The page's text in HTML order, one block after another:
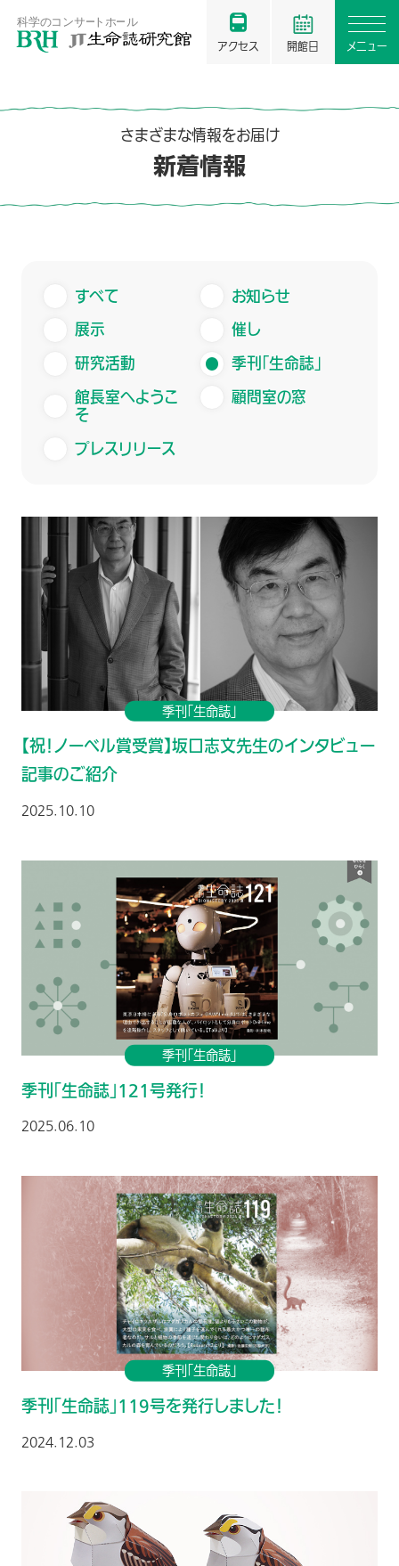
開館日 メニュー
アクセス
さまざまな情報をお届け
新着情報
すべて
お知らせ
展示
催し
研究活動
季刊「生命誌」
館長室へようこ
そ
顧問室の窓
プレスリリース
季刊「生命誌」
【祝！ノーベル賞受賞】坂口志文先生のインタビュー
記事のご紹介
2025.10.10
季刊「生命誌」
季刊「生命誌」121号発行！
2025.06.10
季刊「生命誌」
季刊「生命誌」119号を発行しました！
2024.12.03